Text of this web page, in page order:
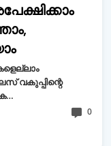
വകുപ്പിന്റെ
0